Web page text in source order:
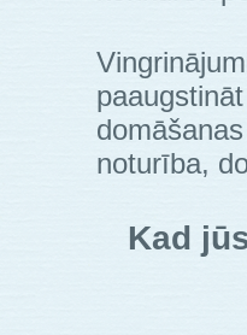
noturība,
Kad